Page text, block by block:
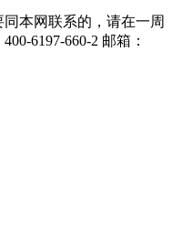
本网联系的，请在一周
6197-660-2 邮箱：